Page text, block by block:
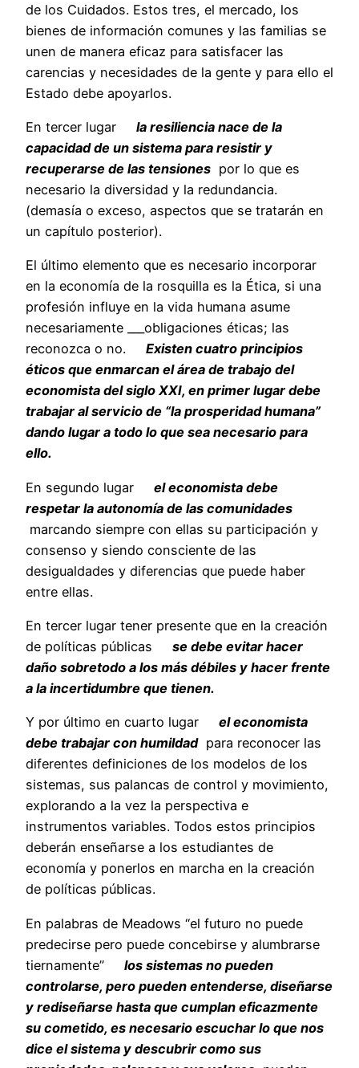
de los Cuidados. Estos tres, el mercado, los
bienes de información comunes y las familias se
unen de manera eficaz para satisfacer las
carencias y necesidades de la gente y para ello el
Estado debe apoyarlos.
En tercer lugar
la resiliencia nace de la
capacidad de un sistema para resistir y
recuperarse de las tensiones por lo que es
necesario la diversidad y la redundancia.
(demasía o exceso, aspectos que se tratarán en
un capítulo posterior).
El último elemento que es necesario incorporar
en la economía de la rosquilla es la Ética, si una
profesión influye en la vida humana asume
necesariamente ___obligaciones éticas; las
reconozca o no.
Existen cuatro principios
éticos que enmarcan el área de trabajo del
economista del siglo XXI, en primer lugar debe
trabajar al servicio de “la prosperidad humana”
dando lugar a todo lo que sea necesario para
ello.
En segundo lugar
el economista debe
respetar la autonomía de las comunidades
marcando siempre con ellas su participación y
consenso y siendo consciente de las
desigualdades y diferencias que puede haber
entre ellas.
En tercer lugar tener presente que en la creación
de políticas públicas
se debe evitar hacer
daño sobretodo a los más débiles y hacer frente
a la incertidumbre que tienen.
Y por último en cuarto lugar
el economista
debe trabajar con humildad para reconocer las
diferentes definiciones de los modelos de los
sistemas, sus palancas de control y movimiento,
explorando a la vez la perspectiva e
instrumentos variables. Todos estos principios
deberán enseñarse a los estudiantes de
economía y ponerlos en marcha en la creación
de políticas públicas.
En palabras de Meadows “el futuro no puede
predecirse pero puede concebirse y alumbrarse
tiernamente”
los sistemas no pueden
controlarse, pero pueden entenderse, diseñarse
y rediseñarse hasta que cumplan eficazmente
su cometido, es necesario escuchar lo que nos
dice el sistema y descubrir como sus